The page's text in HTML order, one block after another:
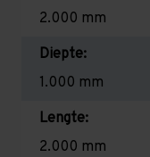
2.000 mm
Diepte:
1.000 mm
Lengte:
2.000 mm